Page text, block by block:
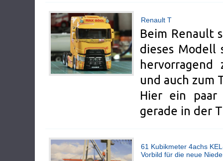
Renault T
Beim Renault
dieses Modell
hervorragend
und auch zum
Hier ein paar
gerade in der
61 Kubikmeter 4achs
Vorbild für die neue